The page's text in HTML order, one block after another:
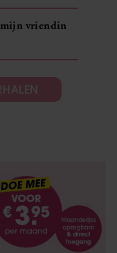
mijn vriendin